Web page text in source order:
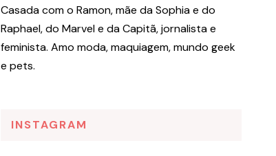
Casada com o Ramon, mãe da Sophia e do
Raphael, do Marvel e da Capitã, jornalista e
feminista. Amo moda, maquiagem, mundo geek
e pets.
INSTAGRAM